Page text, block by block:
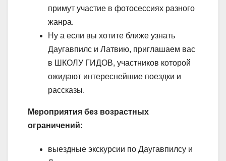
примут участие в фотосессиях разного
жанра.
Ну а если вы хотите ближе узнать
Даугавпилс и Латвию, приглашаем вас
в ШКОЛУ ГИДОВ, участников которой
ожидают интереснейшие поездки и
рассказы.
Мероприятия без возрастных
ограничений:
выездные экскурсии по Даугавпилсу и